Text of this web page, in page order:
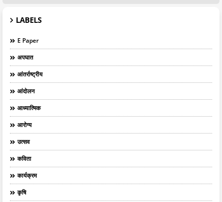
LABELS
E Paper
अपघात
आंतर्राष्ट्रीय
आंदोलन
आध्यात्मिक
आरोग्य
उत्सव
कविता
कार्यक्रम
कृषि